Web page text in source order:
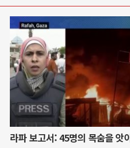
라파 보고서: 45명의 목숨을 앗